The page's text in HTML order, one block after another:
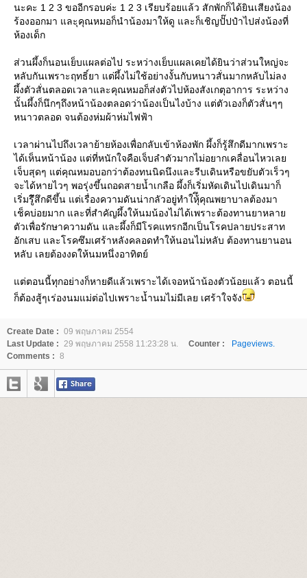
นะคะ 1 2 3 ขออีกรอบค่ะ 1 2 3 เรียบร้อยแล้ว สักพักก็ได้ยินเสียงน้อง
ร้องออกมา และุคุณหมอก็นำน้องมาให้ดู และก็เชิญปั๊ปป๋าไปส่งน้องที่
ห้องเด็ก
ส่วนผึ้งก็นอนเย็บแผลต่อไป ระหว่างเย็บแผลเคยได้ยินว่าส่วนใหญ่จะ
หลับกันเพราะฤทธิ์ยา แต่ผึ้งไม่ใช้อย่างงั้นกับหนาวสั่นมากหลับไม่ลง
ผึ้งตัวสั่นตลอดเวลาและคุณหมอก็ส่งตัวไปห้องสังเกตุอาการ ระหว่าง
นั้นผึ้งก็นึกๆถึงหน้าน้องตลอดว่าน้องเป็นไงบ้าง แต่ตัวเองก็ตัวสั่นๆๆ
หนาวตลอด จนต้องห่มผ้าห่มไฟฟ้า
เวลาผ่านไปถึงเวลาย้ายห้องเพื่อกลับเข้าห้องพัก ผึ้งก็รู้สึกดีมากเพราะ
ได้เห็นหน้าน้อง แต่ที่หนักใจคือเจ็บลำตัวมากไม่อยากเคลื่อนไหวเล
เจ็บสุดๆ แต่คุณหมอบอกว่าต้องทนนิดนึงและรีบเดินหรือขยับตัวเร็วๆ
จะได้หายไวๆ พอรุ่งขึ้นถอดสายน้ำเกลือ ผึ้งก็เริ่มหัดเดินไปเดินมาก็
เริ่มรู้ึสึกดีขึ้น แต่เรื่องความดันน่ากลัวอยู่ทำให้ึุคุณพยาบาลต้องมา
เช็คบ่อยมาก และที่สำคัญผึ้งให้นมน้องไม่ได้เพราะต้องทานยาหลา
ตัวเพื่อรักษาความดัน และผึ้งก็มีโรคแทรกอีกเป็นโรคปลายประสาท
อักเสบ และโรคซึมเศร้าหลังคลอดทำให้นอนไม่หลับ ต้องทานยานอน
หลับ เลยต้องงดให้นมหนึ่งอาทิตย์
ต่ตอนนี้ทุกอย่างก็หายดีแล้วเพราะได้เจอหน้าน้องตัวน้อยแล้ว ตอนนี้
ก็ต้องสู้ๆเร่องนมแม่ต่อไปเพราะน้ำนมไม่มีเลย เศร้าใจจัง
Create Date : 09 พฤษภาคม 2554
Last Update : 29 พฤษภาคม 2558 11:23:28 น. Counter :
Pageviews.
Comments : 8